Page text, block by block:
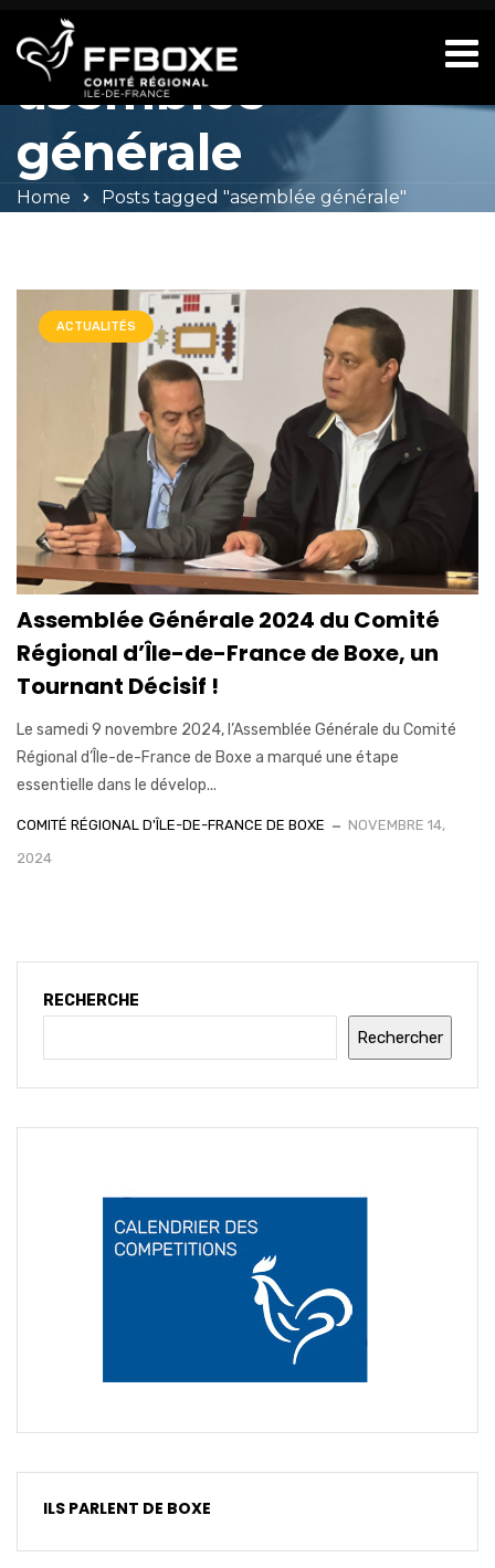
Tag Archives:
asemblée
générale
Home Posts tagged "asemblée générale"
ACTUALITÉS
Assemblée Générale 2024 du Comité
Régional d’Île-de-France de Boxe, un
Tournant Décisif !
Le samedi 9 novembre 2024, l’Assemblée Générale du Comité
Régional d’Île-de-France de Boxe a marqué une étape
essentielle dans le dévelop...
COMITÉ RÉGIONAL D'ÎLE-DE-FRANCE DE BOXE
NOVEMBRE 14,
2024
RECHERCHE
Rechercher
ILS PARLENT DE BOXE